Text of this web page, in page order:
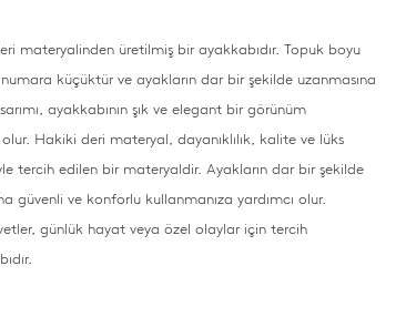
materyalinden üretilmiş bir ayakkabıdır. Topuk boyu
küçüktür ve ayakların dar bir şekilde uzanmasına
ayakkabının şık ve elegant bir görünüm
olur. Hakiki deri materyal, dayanıklılık, kalite ve lüks
tercih edilen bir materyaldir. Ayakların dar bir şekilde
güvenli ve konforlu kullanmanıza yardımcı olur.
günlük hayat veya özel olaylar için tercih